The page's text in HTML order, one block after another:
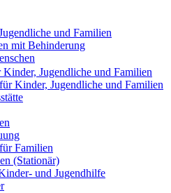
und Familien
mit Behinderung
Jugendliche und Familien
Kinder, Jugendliche und Familien
Familien
(Stationär)
und Jugendhilfe